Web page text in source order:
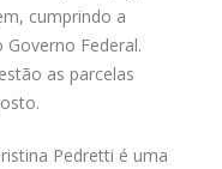
cumprindo a
Federal.
as parcelas
Pedretti é uma